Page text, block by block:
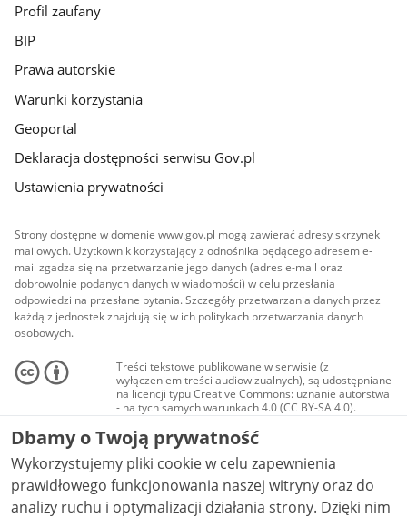
Profil zaufany
BIP
Prawa autorskie
Warunki korzystania
Geoportal
Deklaracja dostępności serwisu Gov.pl
Ustawienia prywatności
Strony dostępne w domenie www.gov.pl mogą zawierać adresy skrzynek
mailowych. Użytkownik korzystający z odnośnika będącego adresem e-
mail zgadza się na przetwarzanie jego danych (adres e-mail oraz
dobrowolnie podanych danych w wiadomości) w celu przesłania
odpowiedzi na przesłane pytania. Szczegóły przetwarzania danych przez
każdą z jednostek znajdują się w ich politykach przetwarzania danych
osobowych.
Treści tekstowe publikowane w serwisie (z
wyłączeniem treści audiowizualnych), są udostępniane
na licencji typu Creative Commons: uznanie autorstwa
- na tych samych warunkach 4.0 (CC BY-SA 4.0).
Materiały audiowizualne, w tym zdjęcia, materiały
audio i wideo, są udostępniane na licencji typu
Creative Commons: uznanie autorstwa użycie
niekomercyjne - bez utworów zależnych 4.0 (CC BY-
NC-ND 4.0), o ile nie jest to stwierdzone inaczej.
Dbamy o Twoją prywatność
Wykorzystujemy pliki cookie w celu zapewnienia
prawidłowego funkcjonowania naszej witryny oraz do
analizy ruchu i optymalizacji działania strony. Dzięki nim